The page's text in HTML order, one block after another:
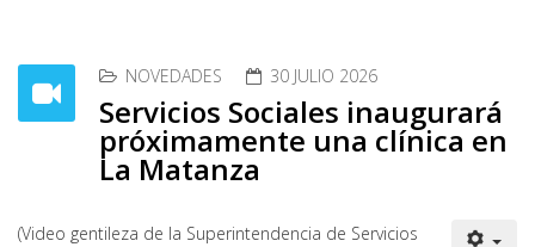
NOVEDADES 30 JULIO 2026
Servicios Sociales inaugurará
próximamente una clínica en
La Matanza
(Video gentileza de la Superintendencia de Servicios